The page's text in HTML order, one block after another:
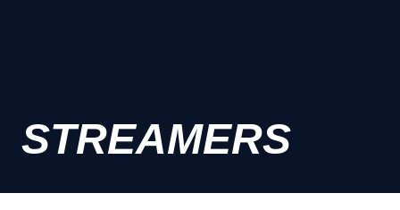
STREAMERS